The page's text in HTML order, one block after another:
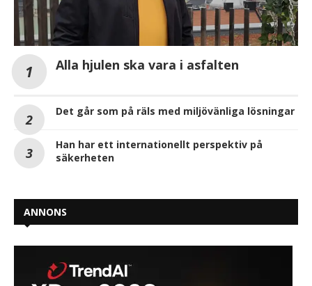
Alla hjulen ska vara i asfalten
Det går som på räls med miljövänliga lösningar
Han har ett internationellt perspektiv på
säkerheten
ANNONS